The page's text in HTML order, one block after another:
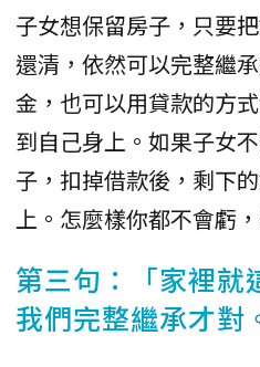
子女想保留房子，只要
還清，依然可以完整繼
金，也可以用貸款的方
到自己身上。如果子女
子，扣掉借款後，剩下
上。怎麼樣你都不會虧
第三句：「家裡就
我們完整繼承才對